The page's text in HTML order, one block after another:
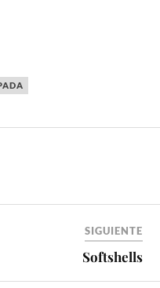
SIGUIENTE
Softshells